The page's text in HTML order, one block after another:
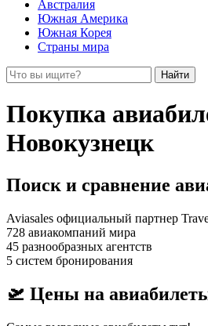
Австралия
Южная Америка
Южная Корея
Страны мира
Найти
Покупка
Новокузнецк
Поиск и сравнение
Aviasales официальный партнер
728 авиакомпаний мира
45 разнообразных агентств
5 систем бронирования
🛫 Цены на